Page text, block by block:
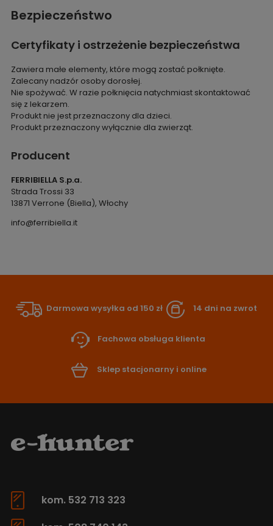
Bezpieczeństwo
Certyfikaty i ostrzeżenie bezpieczeństwa
Zawiera małe elementy, które mogą zostać połknięte.
Zalecany nadzór osoby dorosłej.
Nie spożywać. W razie połknięcia natychmiast skontaktować
się z lekarzem.
Produkt nie jest przeznaczony dla dzieci.
Produkt przeznaczony wyłącznie dla zwierząt.
Producent
FERRIBIELLA S.p.a.
Strada Trossi 33
13871 Verrone (Biella), Włochy
info@ferribiella.it
Darmowa wysyłka od 150 zł 14 dni na zwrot
Fachowa obsługa klienta
Sklep stacjonarny i online
kom. 532 713 323